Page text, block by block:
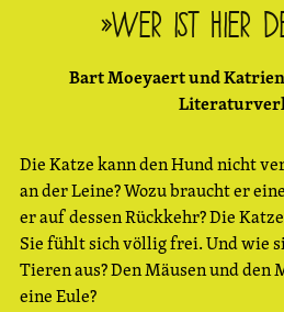
»Wer ist hier
Bart Moeyaert und
Die Katze kann den Hund nicht
an der Leine? Wozu braucht er
er auf dessen Rückkehr? Die
Sie fühlt sich völlig frei. Und wie
Tieren aus? Den Mäusen und
eine Eule?